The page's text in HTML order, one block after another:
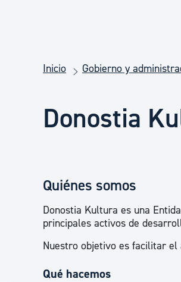
Seguridad ciudadana y
Salud Pública,
Participación
Deporte
Inicio Gobierno y
Donostia
Quiénes somos
Donostia Kultura es una
principales activos de
Nuestro objetivo es facilitar el
Qué hacemos